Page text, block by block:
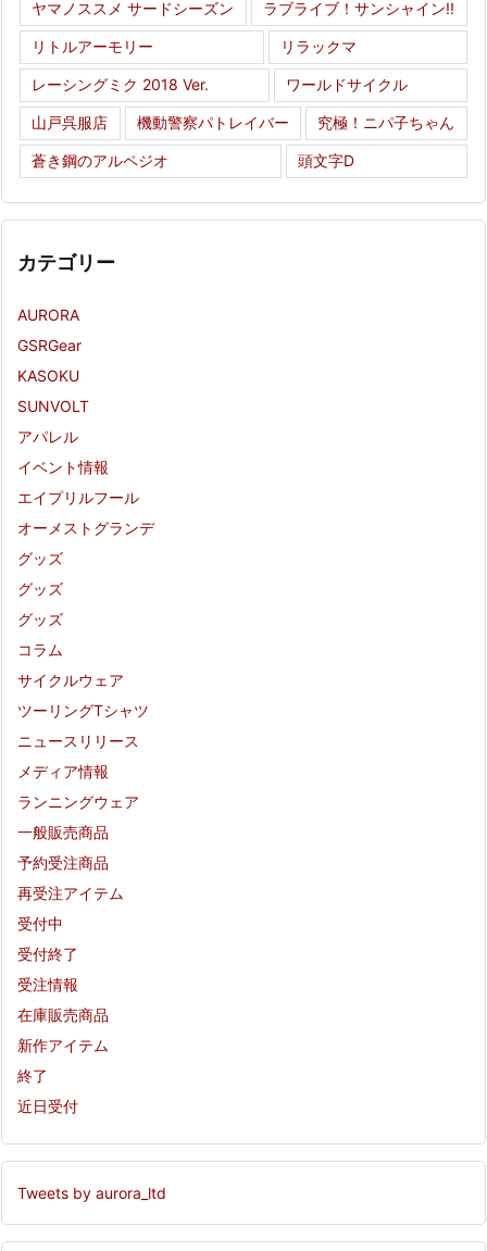
ヤマノススメ サードシーズン ラブライブ！サンシャイン!!
リトルアーモリー リラックマ
レーシングミク 2018 Ver. ワールドサイクル
山戸呉服店 機動警察パトレイバー 究極！ニパ子ちゃん
蒼き鋼のアルペジオ 頭文字D
カテゴリー
AURORA
GSRGear
KASOKU
SUNVOLT
アパレル
イベント情報
エイプリルフール
オーメストグランデ
グッズ
グッズ
グッズ
コラム
サイクルウェア
ツーリングTシャツ
ニュースリリース
メディア情報
ランニングウェア
一般販売商品
予約受注商品
再受注アイテム
受付中
受付終了
受注情報
在庫販売商品
新作アイテム
終了
近日受付
Tweets by aurora_ltd